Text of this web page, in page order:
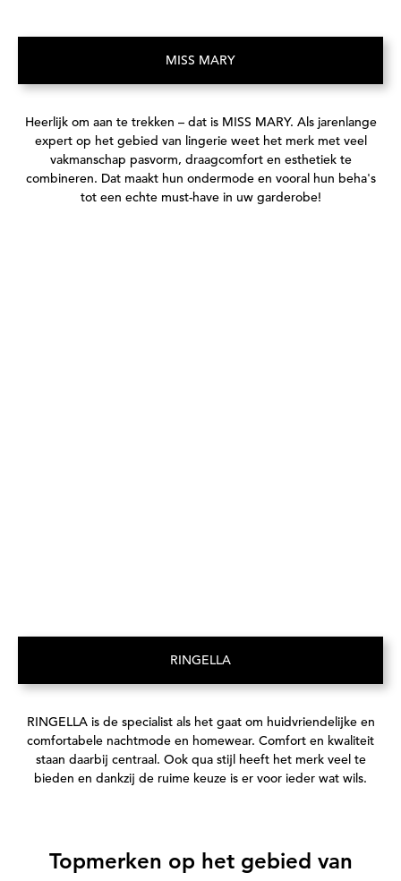
MISS MARY(Opent in een nieuw tabblad)
Heerlijk om aan te trekken – dat is MISS MARY. Als jarenlange
expert op het gebied van lingerie weet het merk met veel
vakmanschap pasvorm, draagcomfort en esthetiek te
combineren. Dat maakt hun ondermode en vooral hun beha's
tot een echte must-have in uw garderobe!
RINGELLA(Opent in een nieuw tabblad)
RINGELLA is de specialist als het gaat om huidvriendelijke en
comfortabele nachtmode en homewear. Comfort en kwaliteit
staan daarbij centraal. Ook qua stijl heeft het merk veel te
bieden en dankzij de ruime keuze is er voor ieder wat wils.
Topmerken op het gebied van